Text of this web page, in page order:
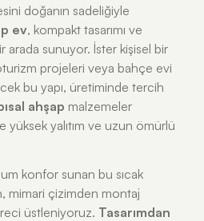
doğanın sadeliğiyle
ev, kompakt tasarımı ve
arada sunuyor. İster kişisel bir
projeleri veya bahçe evi
bu yapı, üretiminde tercih
ahşap malzemeler
yüksek yalıtım ve uzun ömürlü
konfor sunan bu sıcak
mimari çizimden montaj
üstleniyoruz. Tasarımdan